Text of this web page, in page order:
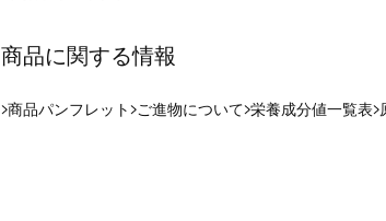
商品に関する情報
商品パンフレット ご進物について 栄養成分値一覧表